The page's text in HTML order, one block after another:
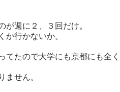
が週に２、３回だけ。
か行かないか。
てたので大学にも京都にも全く
ません。